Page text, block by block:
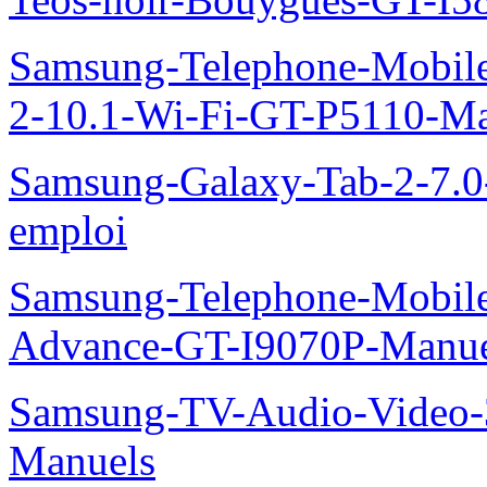
Samsung-Telephone-
2-10.1-Wi-Fi-GT-P5110-
Samsung-Galaxy-Tab-2-
emploi
Samsung-Telephone-
Advance-GT-I9070P-
Samsung-TV-Audio-
Manuels